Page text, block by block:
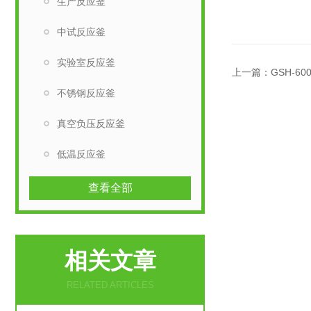
中试反应釜
实验室反应釜
不锈钢反应釜
真空负压反应釜
低温反应釜
查看全部
相关文章
RELATED ARTICLES
上一篇： GSH-